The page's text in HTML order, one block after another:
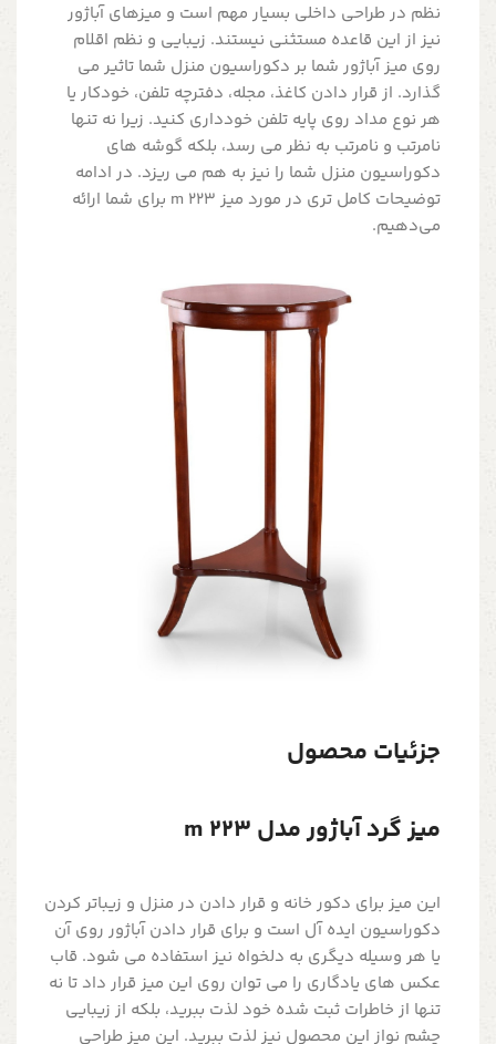
نظم در طراحی داخلی بسیار مهم است و میزهای آباژور
نیز از این قاعده مستثنی نیستند. زیبایی و نظم اقلام
روی میز آباژور شما بر دکوراسیون منزل شما تاثیر می
گذارد. از قرار دادن کاغذ، مجله، دفترچه تلفن، خودکار یا
هر نوع مداد روی پایه تلفن خودداری کنید. زیرا نه تنها
نامرتب و نامرتب به نظر می رسد، بلکه گوشه های
دکوراسیون منزل شما را نیز به هم می ریزد. در ادامه
توضیحات کامل تری در مورد میز m 223 برای شما ارائه
می‌دهیم.
جزئیات محصول
میز گرد آباژور مدل m 223
این میز برای دکور خانه و قرار دادن در منزل و زیباتر کردن
دکوراسیون ایده آل است و برای قرار دادن آباژور روی آن
یا هر وسیله دیگری به دلخواه نیز استفاده می شود. قاب
عکس های یادگاری را می توان روی این میز قرار داد تا نه
تنها از خاطرات ثبت شده خود لذت ببرید، بلکه از زیبایی
چشم نواز این محصول نیز لذت ببرید. این میز طراحی